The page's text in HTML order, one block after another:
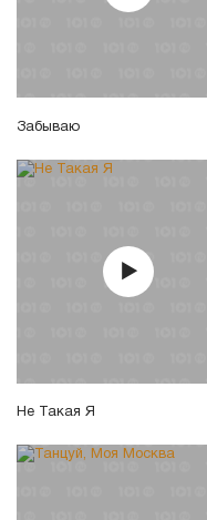
Забываю
Не Такая Я